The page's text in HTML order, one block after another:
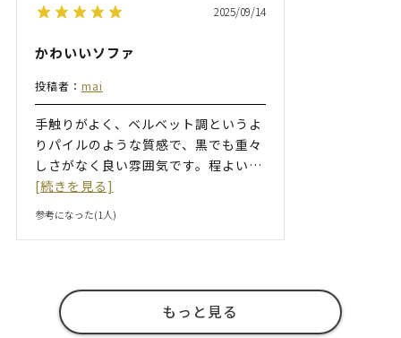
2025/09/14
かわいいソファ
投稿者： mai
手触りがよく、ベルベット調というよ
りパイルのような質感で、黒でも重々
しさがなく良い雰囲気です。程よい…
[続きを見る]
参考になった(1 人)
もっと見る